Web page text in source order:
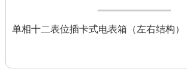
单相十二表位插卡式电表箱（左右结构）